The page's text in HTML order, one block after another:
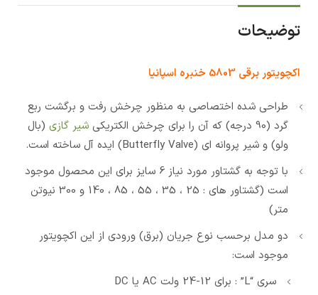
توضیحات
اکچویتور برقی 5803 خنبره اسپانیا
طراحی شده اختصاصی به منظور چرخش رفت و برگشت ربع
گرد (90 درجه) که آن را برای چرخش الکتریکی
شیر گازی (بال
ولو) و شیر پروانه ای (Butterfly Valve) ایده آل ساخته است.
با توجه به گشتاور مورد نیاز 6 سایز برای این محصول موجود
است (گشتاور های : 25 ، 35 ، 55 ، 85 ، 140 و 300 نیوتن
متر)
دو مدل برحسب نوع جریان (برق) ورودی از این اکچویتور
موجود است:
سری “L” : برای 12-24 ولت AC یا DC